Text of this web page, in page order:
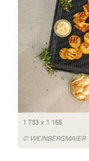
1 733 x 1 155
© WEINBERGMAIER